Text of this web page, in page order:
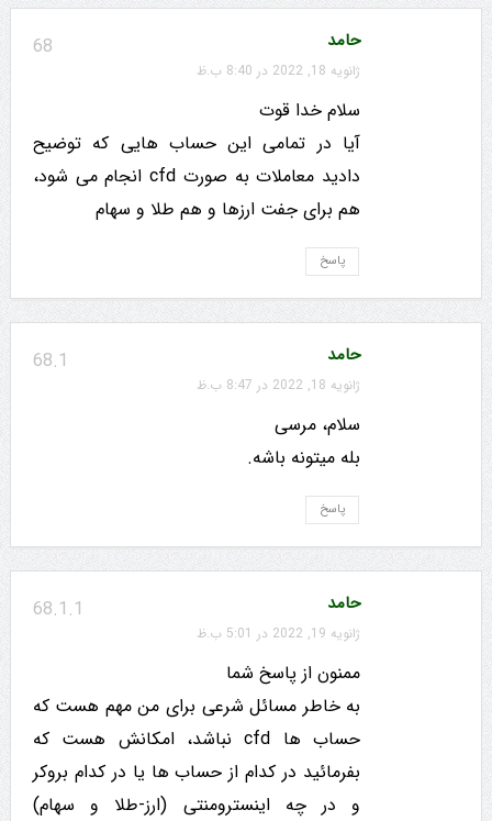
68 حامد
ژانویه 18, 2022 در 8:40 ب.ظ
سلام خدا قوت
آیا در تمامی این حساب هایی که توضیح
دادید معاملات به صورت cfd انجام می شود،
هم برای جفت ارزها و هم طلا و سهام
پاسخ
68.1 حامد
ژانویه 18, 2022 در 8:47 ب.ظ
سلام، مرسی
بله میتونه باشه.
پاسخ
68.1.1 حامد
ژانویه 19, 2022 در 5:01 ب.ظ
ممنون از پاسخ شما
به خاطر مسائل شرعی برای من مهم هست که
حساب ها cfd نباشد، امکانش هست که
بفرمائید در کدام از حساب ها یا در کدام بروکر
و در چه اینسترومنتی (ارز-طلا و سهام)